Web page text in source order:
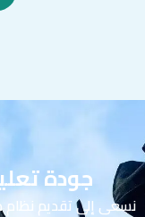
جودة
نسعى إلى تقديم نظام